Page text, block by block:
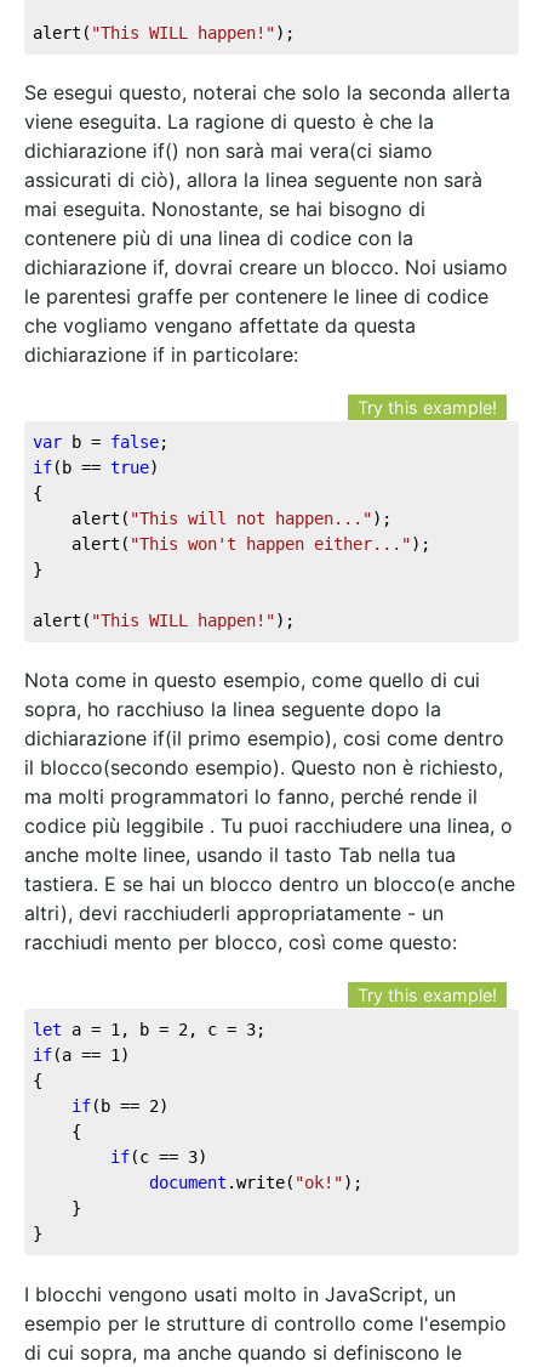
alert( "This WILL happen!");
Se esegui questo, noterai che solo la seconda allerta
viene eseguita. La ragione di questo è che la
dichiarazione if() non sarà mai vera(ci siamo
assicurati di ciò), allora la linea seguente non sarà
mai eseguita. Nonostante, se hai bisogno di
contenere più di una linea di codice con la
dichiarazione if, dovrai creare un blocco. Noi usiamo
le parentesi graffe per contenere le linee di codice
che vogliamo vengano affettate da questa
dichiarazione if in particolare:
Try this example!
var b = false
if(b == true)
{
	alert(
"This will not happen...");
	alert(
"This won't happen either...");
}
alert( "This WILL happen!");
Nota come in questo esempio, come quello di cui
sopra, ho racchiuso la linea seguente dopo la
dichiarazione if(il primo esempio), cosi come dentro
il blocco(secondo esempio). Questo non è richiesto,
ma molti programmatori lo fanno, perché rende il
codice più leggibile . Tu puoi racchiudere una linea, o
anche molte linee, usando il tasto Tab nella tua
tastiera. E se hai un blocco dentro un blocco(e anche
altri), devi racchiuderli appropriatamente - un
racchiudi mento per blocco, così come questo:
Try this example!
let a = 1, b = 2, c = 3
if(a == 1)
{
if(b == 2)
if(c == 3)
document .write( "ok!");
}
I blocchi vengono usati molto in JavaScript, un
esempio per le strutture di controllo come l'esempio
di cui sopra, ma anche quando si definiscono le